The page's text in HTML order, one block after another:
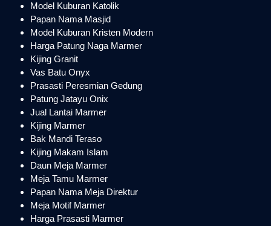
Model Kuburan Katolik
Papan Nama Masjid
Model Kuburan Kristen Modern
Harga Patung Naga Marmer
Kijing Granit
Vas Batu Onyx
Prasasti Peresmian Gedung
Patung Jatayu Onix
Jual Lantai Marmer
Kijing Marmer
Bak Mandi Teraso
Kijing Makam Islam
Daun Meja Marmer
Meja Tamu Marmer
Papan Nama Meja Direktur
Meja Motif Marmer
Harga Prasasti Marmer